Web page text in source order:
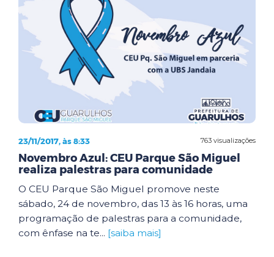
763 visualizações
23/11/2017, às 8:33
Novembro Azul: CEU Parque São Miguel
realiza palestras para comunidade
O CEU Parque São Miguel promove neste
sábado, 24 de novembro, das 13 às 16 horas, uma
programação de palestras para a comunidade,
com ênfase na te... [saiba mais]